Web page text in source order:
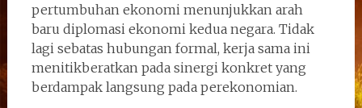
pertumbuhan ekonomi menunjukkan arah
baru diplomasi ekonomi kedua negara. Tidak
lagi sebatas hubungan formal, kerja sama ini
menitikberatkan pada sinergi konkret yang
berdampak langsung pada perekonomian.